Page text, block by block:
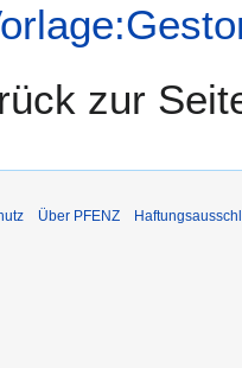
zur
Über PFENZ